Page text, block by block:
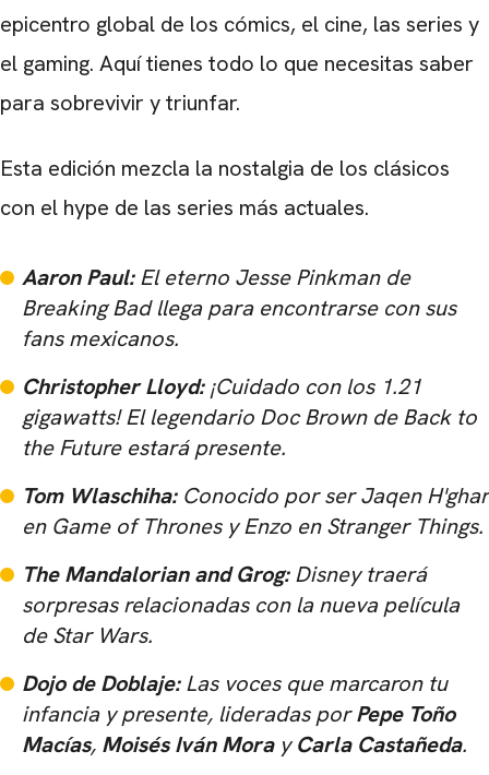
epicentro global de los cómics, el cine, las series y
el gaming. Aquí tienes todo lo que necesitas saber
para sobrevivir y triunfar.
Esta edición mezcla la nostalgia de los clásicos
con el hype de las series más actuales.
Aaron Paul:El eterno Jesse Pinkman de
Breaking Badllega para encontrarse con sus
fans mexicanos.
Christopher Lloyd:¡Cuidado con los 1.21
gigawatts!El legendario Doc Brown deBack to
the Futureestará presente.
Tom Wlaschiha:Conocido por ser Jaqen H'ghar
en Game of Thronesy Enzo enStranger Things.
The Mandalorian and Grog:Disney traerá
sorpresas relacionadas con la nueva película
de Star Wars.
Dojo de Doblaje:Las voces que marcaron tu
infancia y presente, lideradas porPepe Toño
Macías, Moisés Iván MorayCarla Castañeda.